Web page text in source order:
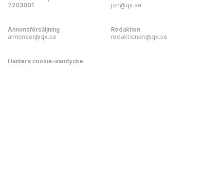
7203001
jon@qx.se
Annonsförsäljning
annonser@qx.se
Redaktion
redaktionen@qx.se
Hantera cookie-samtycke